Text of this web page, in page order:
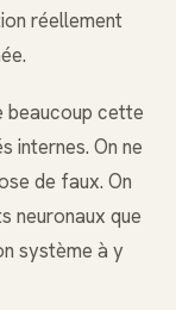
réellement
beaucoup cette
internes. On ne
de faux. On
neuronaux que
système à y